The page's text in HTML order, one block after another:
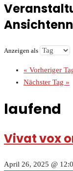
Anzeigen als
« Vorheriger
Nächster Tag »
laufend
Vivat vox
April 26, 2025 @